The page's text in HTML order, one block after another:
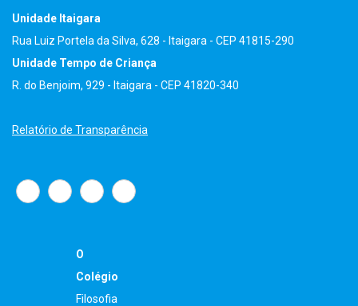
Unidade Itaigara
Rua Luiz Portela da Silva, 628 - Itaigara - CEP 41815-290
Unidade Tempo de Criança
R. do Benjoim, 929 - Itaigara - CEP 41820-340
Relatório de Transparência
O
Colégio
Filosofia